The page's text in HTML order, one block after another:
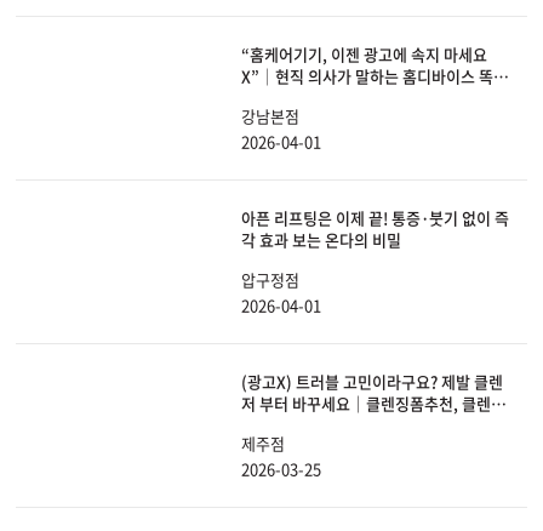
“홈케어기기, 이젠 광고에 속지 마세요
X”│현직 의사가 말하는 홈디바이스 똑똑
강남본점
2026-04-01
아픈 리프팅은 이제 끝! 통증·붓기 없이 즉
각 효과 보는 온다의 비밀
압구정점
2026-04-01
(광고X) 트러블 고민이라구요? 제발 클렌
저 부터 바꾸세요｜클렌징폼추천, 클렌징
제주점
2026-03-25